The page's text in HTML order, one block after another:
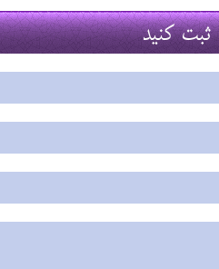
2 اسفند 96
ثبت کنید